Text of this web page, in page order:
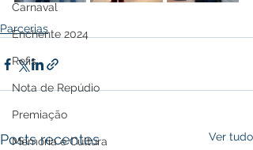
Carnaval
Enchente 2024
Refis
Nota de Repúdio
Premiação
Memória e Cultura
Parcerias
Posts recentes Ver tudo